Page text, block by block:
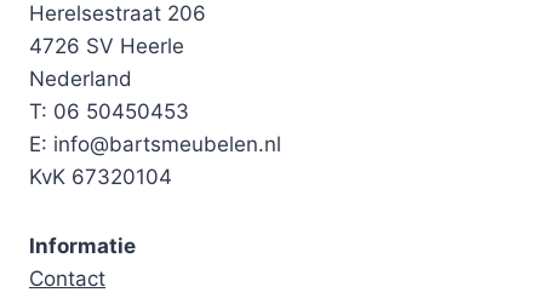
Herelsestraat 206
4726 SV Heerle
Nederland
T: 06 50450453
E: info@bartsmeubelen.nl
KvK 67320104
Informatie
Contact